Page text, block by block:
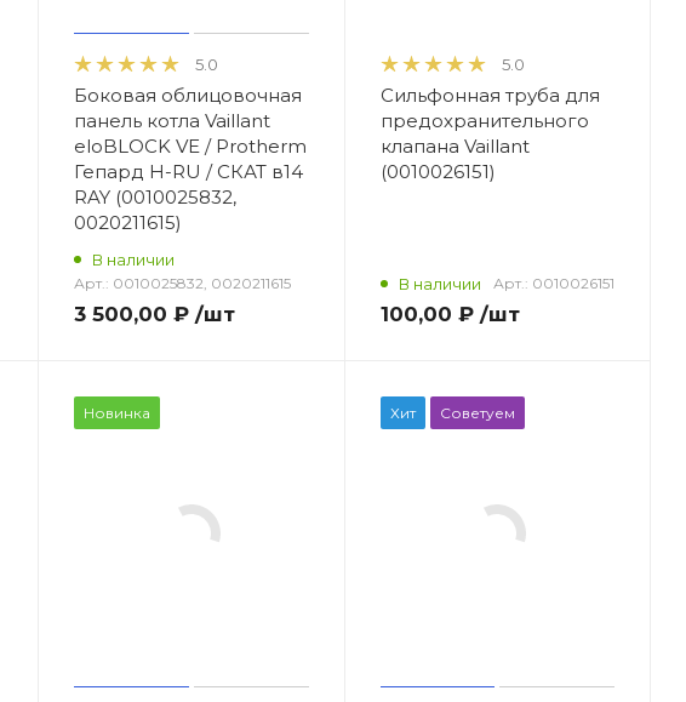
5.0
Боковая облицовочная
панель котла Vaillant
eloBLOCK VE / Protherm
Гепард H-RU / СКАТ в14
RAY (0010025832,
0020211615)
В наличии
Арт.: 0010025832, 0020211615
3 500,00 ₽ /шт
5.0
Сильфонная труба для
предохранительного
клапана Vaillant
(0010026151)
В наличии Арт.: 0010026151
100,00 ₽/шт
Новинка Хит Советуем